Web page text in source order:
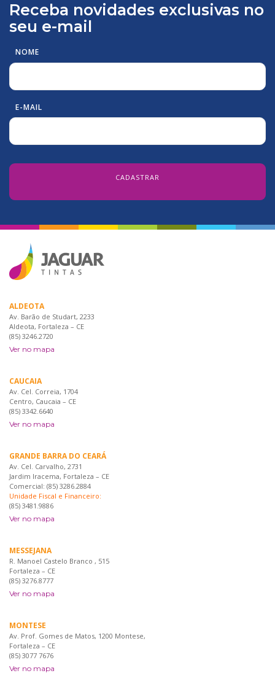
Receba novidades exclusivas no
seu e-mail
NOME
E-MAIL
ALDEOTA
Av. Barão de Studart, 2233
Aldeota, Fortaleza – CE
(85) 3246.2720
Ver no mapa
CAUCAIA
Av. Cel. Correia, 1704
Centro, Caucaia – CE
(85) 3342.6640
Ver no mapa
GRANDE BARRA DO CEARÁ
Av. Cel. Carvalho, 2731
Jardim Iracema, Fortaleza – CE
Comercial: (85) 3286.2884
Unidade Fiscal e Financeiro:
(85) 3481.9886
Ver no mapa
MESSEJANA
R. Manoel Castelo Branco , 515
Fortaleza – CE
(85) 3276.8777
Ver no mapa
MONTESE
Av. Prof. Gomes de Matos, 1200 Montese,
Fortaleza – CE
(85) 3077 7676
Ver no mapa